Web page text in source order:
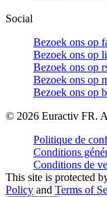
Social
Bezoek ons op
Bezoek ons op
Bezoek ons op
Bezoek ons op
Bezoek ons op
© 2026 Euractiv FR.
Politique de
Conditions
Conditions de
This site is protected
Policy and Terms of